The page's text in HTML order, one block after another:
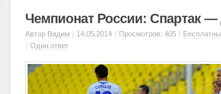
Чемпионат России: Спартак
Автор Вадим | 14.05.2014 | Просмотров: 405 |
| Один ответ